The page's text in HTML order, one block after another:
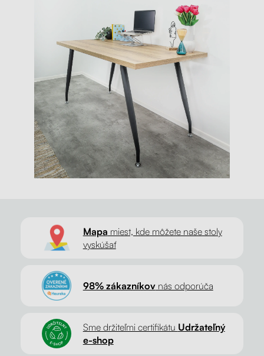
Mapa miest, kde môžete naše stoly
vyskúšať
98% zákazníkovnás odporúča
Sme držiteľmi certifikátu Udržateľný
e-shop